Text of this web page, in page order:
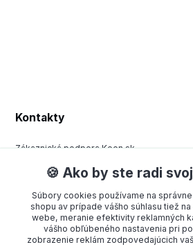
Kontakty
Zákaznická podpora Keen.sk
+420 377 443 970
(Po-Pá, 8-15 hod.)
order@americanway.sk
🍪 Ako by ste radi
Súbory cookies používame na
shopu av prípade vášho súhlasu tiež
webe, meranie efektivity reklamných
vášho obľúbeného nastavenia pri
zobrazenie reklám zodpovedajúcich